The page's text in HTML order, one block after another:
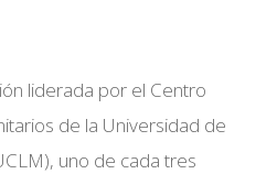
liderada por el Centro
de la Universidad de
uno de cada tres